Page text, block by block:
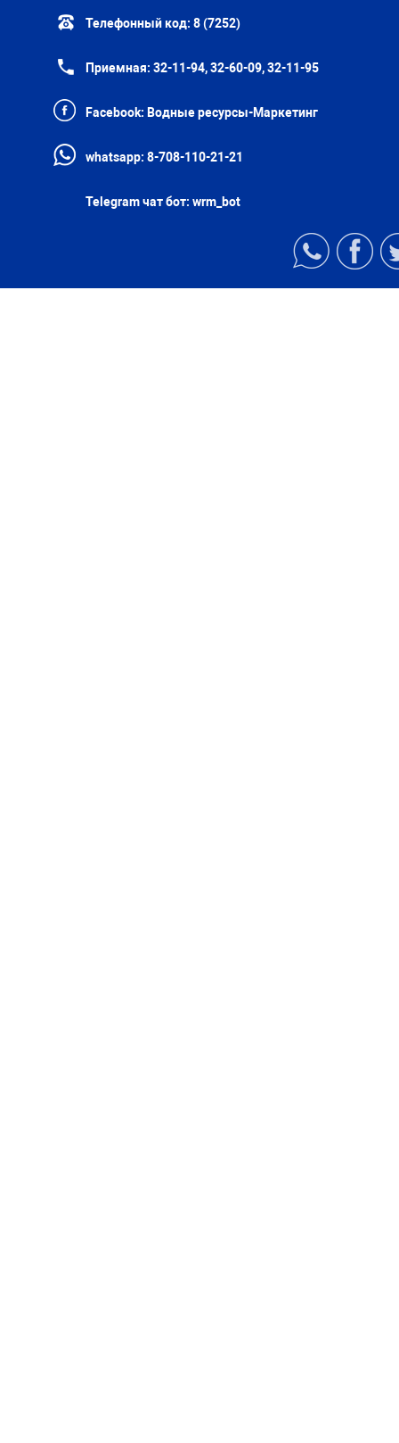
Телефонный код: 8 (7252)
Приемная: 32-11-94, 32-60-09, 32-11-95
Facebook: Водные ресурсы-Маркетинг
whatsapp: 8-708-110-21-21
Telegram чат бот: wrm_bot